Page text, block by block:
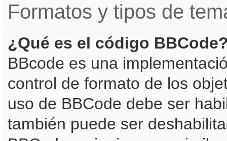
Formatos y tipos de
¿Qué es el código
BBcode es una
control de formato de los
uso de BBCode debe ser
también puede ser